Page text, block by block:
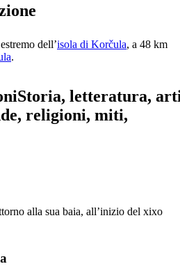
dell’isola di Korčula, a 48 km
.
Storia, letteratura,
religioni, miti,
alla sua baia, all’inizio del xixo